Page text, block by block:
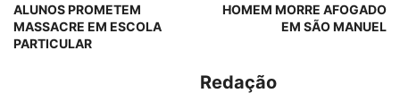
ALUNOS PROMETEM
MASSACRE EM ESCOLA
PARTICULAR
HOMEM MORRE AFOGADO
EM SÃO MANUEL
Redação